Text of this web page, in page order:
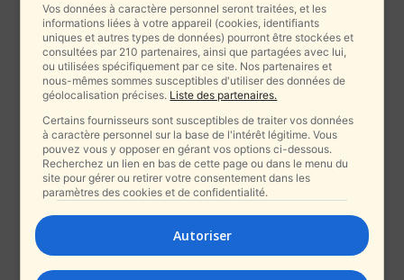
Vos données à caractère personnel seront traitées, et les
informations liées à votre appareil (cookies, identifiants
uniques et autres types de données) pourront être stockées et
consultées par 210 partenaires, ainsi que partagées avec lui,
ou utilisées spécifiquement par ce site. Nos partenaires et
nous-mêmes sommes susceptibles d'utiliser des données de
géolocalisation précises. Liste des partenaires.
Certains fournisseurs sont susceptibles de traiter vos données
à caractère personnel sur la base de l'intérêt légitime. Vous
pouvez vous y opposer en gérant vos options ci-dessous.
Recherchez un lien en bas de cette page ou dans le menu du
site pour gérer ou retirer votre consentement dans les
paramètres des cookies et de confidentialité.
Autoriser